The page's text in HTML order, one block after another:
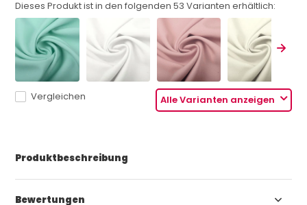
Dieses Produkt ist in den folgenden53 Varianten erhältlich:
Alle Varianten anzeigen
Vergleichen
Produktbeschreibung
Bewertungen